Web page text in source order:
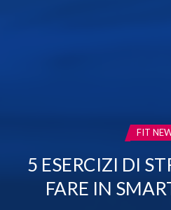
FIT
5 ESERCIZI DI
FARE IN